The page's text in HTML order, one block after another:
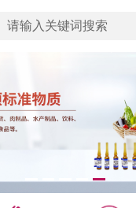
请输入关键词搜索